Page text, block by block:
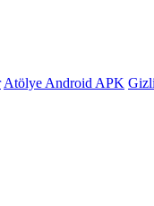
Atölye Android APK